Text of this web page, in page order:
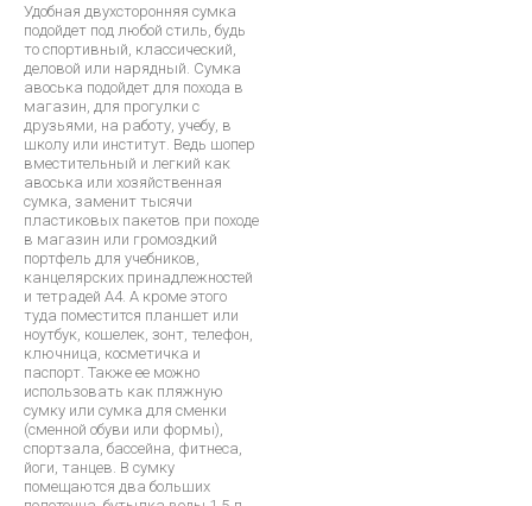
Удобная двухсторонняя сумка
подойдет под любой стиль, будь
то спортивный, классический,
деловой или нарядный. Сумка
авоська подойдет для похода в
магазин, для прогулки с
друзьями, на работу, учебу, в
школу или институт. Ведь шопер
вместительный и легкий как
авоська или хозяйственная
сумка, заменит тысячи
пластиковых пакетов при походе
в магазин или громоздкий
портфель для учебников,
канцелярских принадлежностей
и тетрадей A4. А кроме этого
туда поместится планшет или
ноутбук, кошелек, зонт, телефон,
ключница, косметичка и
паспорт. Также ее можно
использовать как пляжную
сумку или сумка для сменки
(сменной обуви или формы),
спортзала, бассейна, фитнеса,
йоги, танцев. В сумку
помещаются два больших